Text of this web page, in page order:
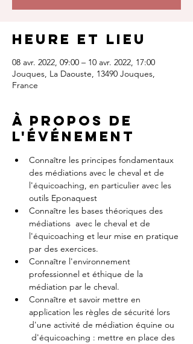
Heure et lieu
08 avr. 2022, 09:00 – 10 avr. 2022, 17:00
Jouques, La Daouste, 13490 Jouques,
France
À propos de
l'événement
Connaître les principes fondamentaux
des médiations avec le cheval et de
l'équicoaching, en particulier avec les
outils Eponaquest
Connaître les bases théoriques des
médiations  avec le cheval et de
l'équicoaching et leur mise en pratique
par des exercices.
Connaître l'environnement
professionnel et éthique de la
médiation par le cheval.
Connaître et savoir mettre en
application les règles de sécurité lors
d'une activité de médiation équine ou
d'équicoaching : mettre en place des